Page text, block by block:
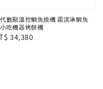
數顯溫控鯛魚燒機 霜淇淋鯛魚
吃機器烤餅機
34,380